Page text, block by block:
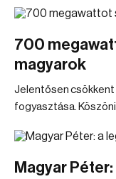
700
magyarok
Jelentősen csökkent
fogyasztása.
Magyar